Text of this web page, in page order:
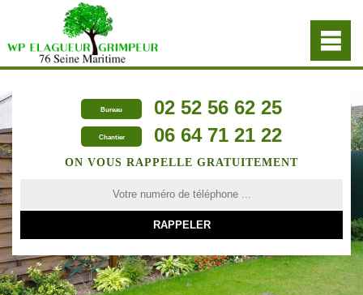
Bureau 02 52 56 62 25
Chantier 06 64 71 21 22
ON VOUS RAPPELLE GRATUITEMENT